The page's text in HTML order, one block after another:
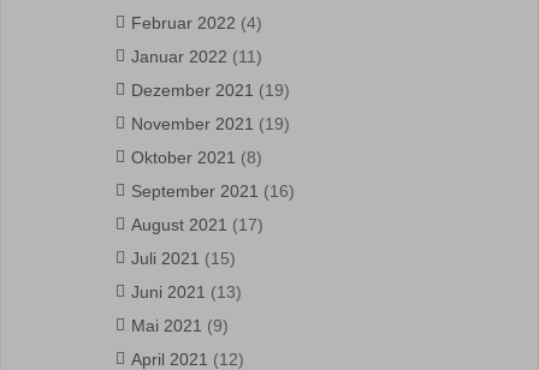
Februar 2022 (4)
Januar 2022 (11)
Dezember 2021 (19)
November 2021 (19)
Oktober 2021 (8)
September 2021 (16)
August 2021 (17)
Juli 2021 (15)
Juni 2021 (13)
Mai 2021 (9)
April 2021 (12)